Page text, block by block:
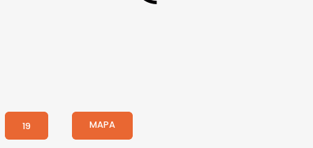
19 MAPA